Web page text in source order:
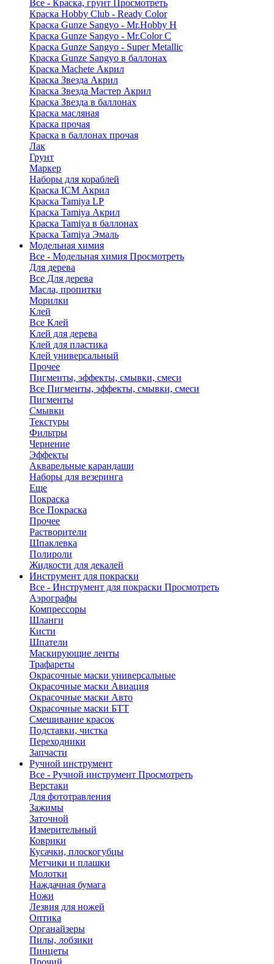
Все - Краска, грунт Просмотреть
Краска Hobby Club - Ready Color
Краска Gunze Sangyo - Mr.Hobby H
Краска Gunze Sangyo - Mr.Color C
Краска Gunze Sangyo - Super Metallic
Краска Gunze Sangyo в баллонах
Краска Machete Акрил
Краска Звезда Акрил
Краска Звезда Мастер Акрил
Краска Звезда в баллонах
Краска масляная
Краска прочая
Краска в баллонах прочая
Лак
Грунт
Маркер
Наборы для кораблей
Краска ICM Акрил
Краска Tamiya LP
Краска Tamiya Акрил
Краска Tamiya в баллонах
Краска Tamiya Эмаль
Модельная химия
Все - Модельная химия Просмотреть
Для дерева
Все Для дерева
Масла, пропитки
Морилки
Клей
Все Клей
Клей для дерева
Клей для пластика
Клей универсальный
Прочее
Пигменты, эффекты, смывки, смеси
Все Пигменты, эффекты, смывки, смеси
Пигменты
Смывки
Текстуры
Фильтры
Чернение
Эффекты
Акварельные карандаши
Наборы для везеринга
Еще
Покраска
Все Покраска
Прочее
Растворители
Шпаклевка
Полироли
Жидкости для декалей
Инструмент для покраски
Все - Инструмент для покраски Просмотреть
Аэрографы
Компрессоры
Шланги
Кисти
Шпатели
Маскирующие ленты
Трафареты
Окрасочные маски универсальные
Окрасочные маски Авиация
Окрасочные маски Авто
Окрасочные маски БТТ
Смешивание красок
Подставки, чистка
Переходники
Запчасти
Ручной инструмент
Все - Ручной инструмент Просмотреть
Верстаки
Для фототравления
Зажимы
Заточной
Измерительный
Коврики
Кусачки, плоскогубцы
Метчики и плашки
Молотки
Наждачная бумага
Ножи
Лезвия для ножей
Оптика
Органайзеры
Пилы, лобзики
Пинцеты
Прочий